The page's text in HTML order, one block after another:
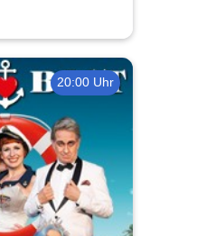
20:00 Uhr